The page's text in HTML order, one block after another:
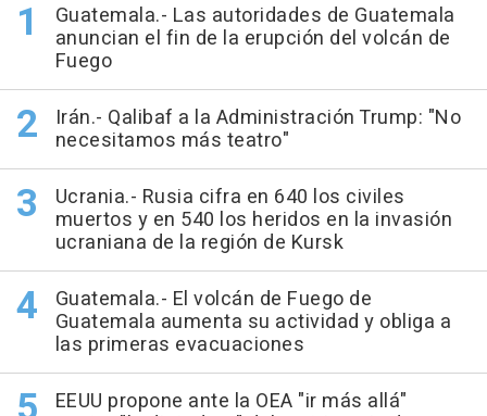
Guatemala.- Las autoridades de Guatemala
anuncian el fin de la erupción del volcán de
Fuego
Irán.- Qalibaf a la Administración Trump: "No
necesitamos más teatro"
Ucrania.- Rusia cifra en 640 los civiles
muertos y en 540 los heridos en la invasión
ucraniana de la región de Kursk
Guatemala.- El volcán de Fuego de
Guatemala aumenta su actividad y obliga a
las primeras evacuaciones
EEUU propone ante la OEA "ir más allá"